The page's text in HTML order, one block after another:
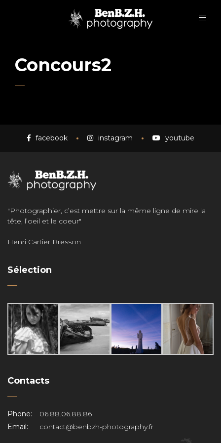
Concours2
facebook instagram youtube
"Photographier, c’est mettre sur la même ligne de mire la
tête, l’oeil et le coeur"
Henri Cartier Bresson
Sélection
Contacts
Phone:
06.88.06.88.86
Email:
contact@benbzh-photography.fr